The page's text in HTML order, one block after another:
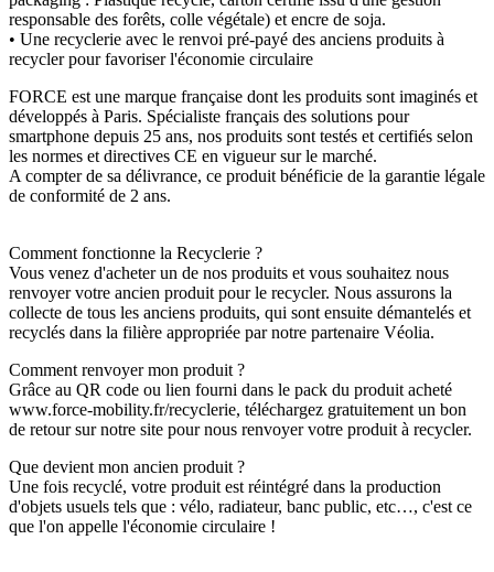
responsable des forêts, colle végétale) et encre de soja.
• Une recyclerie avec le renvoi pré-payé des anciens produits à
recycler pour favoriser l'économie circulaire
FORCE est une marque française dont les produits sont imaginés et
développés à Paris. Spécialiste français des solutions pour
smartphone depuis 25 ans, nos produits sont testés et certifiés selon
les normes et directives CE en vigueur sur le marché.
A compter de sa délivrance, ce produit bénéficie de la garantie légale
de conformité de 2 ans.
Comment fonctionne la Recyclerie ?
Vous venez d'acheter un de nos produits et vous souhaitez nous
renvoyer votre ancien produit pour le recycler. Nous assurons la
collecte de tous les anciens produits, qui sont ensuite démantelés et
recyclés dans la filière appropriée par notre partenaire Véolia.
Comment renvoyer mon produit ?
Grâce au QR code ou lien fourni dans le pack du produit acheté
www.force-mobility.fr/recyclerie, téléchargez gratuitement un bon
de retour sur notre site pour nous renvoyer votre produit à recycler.
Que devient mon ancien produit ?
Une fois recyclé, votre produit est réintégré dans la production
d'objets usuels tels que : vélo, radiateur, banc public, etc…, c'est ce
que l'on appelle l'économie circulaire !